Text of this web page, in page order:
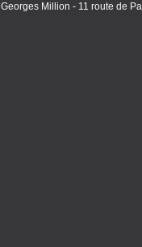
Georges Million - 11 route de